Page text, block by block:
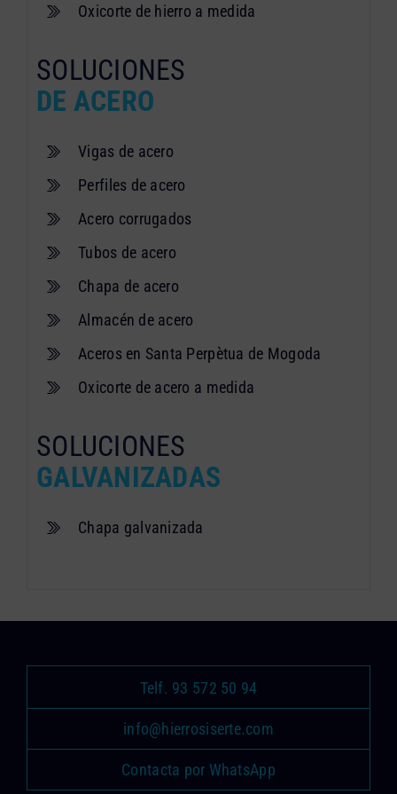
Oxicorte de hierro a medida
SOLUCIONES
DE ACERO
Vigas de acero
Perfiles de acero
Acero corrugados
Tubos de acero
Chapa de acero
Almacén de acero
Aceros en Santa Perpètua de Mogoda
Oxicorte de acero a medida
SOLUCIONES
GALVANIZADAS
Chapa galvanizada
Telf. 93 572 50 94
info@hierrosiserte.com
Contacta por WhatsApp